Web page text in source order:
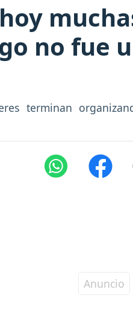
no fue
terminan